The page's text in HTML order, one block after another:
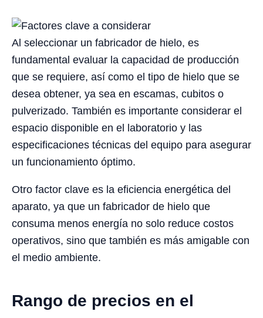
Al seleccionar un fabricador de hielo, es
fundamental evaluar la capacidad de producción
que se requiere, así como el tipo de hielo que se
desea obtener, ya sea en escamas, cubitos o
pulverizado. También es importante considerar el
espacio disponible en el laboratorio y las
especificaciones técnicas del equipo para asegurar
un funcionamiento óptimo.
Otro factor clave es la eficiencia energética del
aparato, ya que un fabricador de hielo que
consuma menos energía no solo reduce costos
operativos, sino que también es más amigable con
el medio ambiente.
Rango de precios en el